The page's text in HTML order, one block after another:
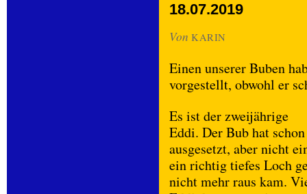
18.07.2019
Von KARIN
Einen unserer Buben
vorgestellt, obwohl er
Es ist der zweijährige
Eddi. Der Bub hat
ausgesetzt, aber nicht
ein richtig tiefes Loch
nicht mehr raus kam.